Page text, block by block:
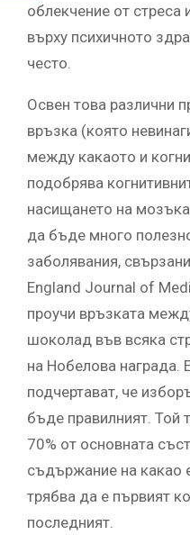
облекчение от
върху психичното
често.
Освен това различни
връзка (която
между какаото и
подобрява
насищането на
да бъде много
заболявания,
England Journal of
проучи връзката
шоколад във всяка
на Нобелова награда.
подчертават, че
бъде правилният.
70% от основната
съдържание на какао
трябва да е първият
последният.